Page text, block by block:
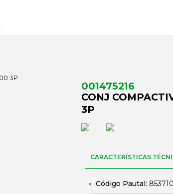
001475216
CONJ
3P
CARACTERÍSTICAS
Código Pautal: